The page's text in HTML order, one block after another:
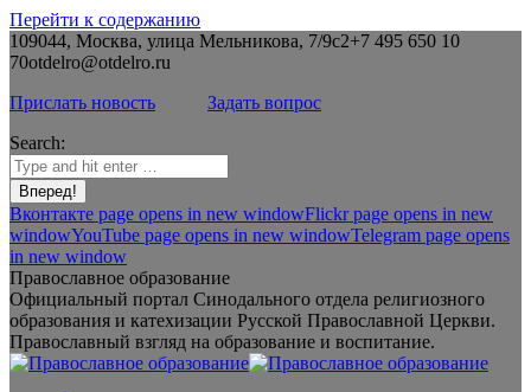
Перейти к содержанию
109044, Москва, улица Мельникова, 7/9с2+7 495 650 10
70otdelro@otdelro.ru
Прислать новость
Задать вопрос
Search:
Вконтакте page opens in new windowFlickr page opens in new
windowYouTube page opens in new windowTelegram page opens
in new window
Православное образование
Официальный портал Синодального отдела религиозного
образования и катехизации Русской Православной Церкви.
Православный взгляд на образование и воспитание.